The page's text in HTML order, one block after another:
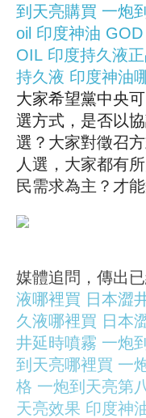
到天亮購買 一炮
oil 印度神油
OIL 印度持久液
持久液 印度神油
大家希望黨中央
選方式，是否以
選？大家對徵召
人選，大家都有
民需求為主？才
媒體追問，傳出
液哪裡買 日本澀
久液哪裡買 日本
井延時噴霧 一炮
到天亮哪裡買 一
格 一炮到天亮第
天亮效果 印度神